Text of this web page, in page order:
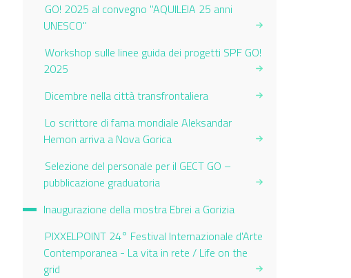
GO! 2025 al convegno "AQUILEIA 25 anni
UNESCO"
Workshop sulle linee guida dei progetti SPF GO!
2025
Dicembre nella città transfrontaliera
Lo scrittore di fama mondiale Aleksandar
Hemon arriva a Nova Gorica
Selezione del personale per il GECT GO –
pubblicazione graduatoria
Inaugurazione della mostra Ebrei a Gorizia
PIXXELPOINT 24° Festival Internazionale d'Arte
Contemporanea - La vita in rete / Life on the
grid